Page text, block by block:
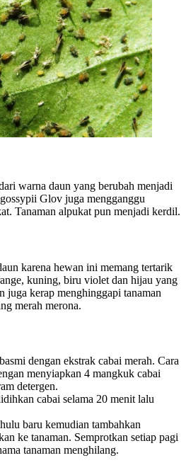
warna daun yang berubah menjadi
Glov juga mengganggu
Tanaman alpukat pun menjadi kerdil.
karena hewan ini memang tertarik
kuning, biru violet dan hijau yang
juga kerap menghinggapi tanaman
merah merona.
dengan ekstrak cabai merah. Cara
menyiapkan 4 mangkuk cabai
detergen.
cabai selama 20 menit lalu
baru kemudian tambahkan
ke tanaman. Semprotkan setiap pagi
tanaman menghilang.